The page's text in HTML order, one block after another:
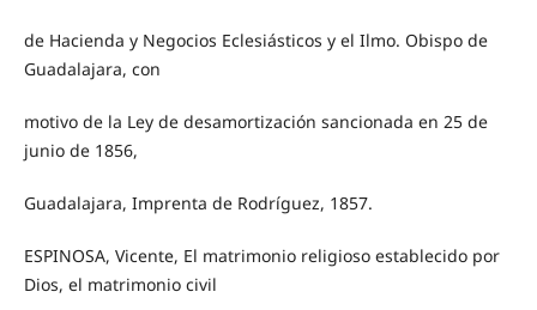
de Hacienda y Negocios Eclesiásticos y el Ilmo. Obispo de
Guadalajara, con
motivo de la Ley de desamortización sancionada en 25 de
junio de 1856,
Guadalajara, Imprenta de Rodríguez, 1857.
ESPINOSA, Vicente, El matrimonio religioso establecido por
Dios, el matrimonio civil